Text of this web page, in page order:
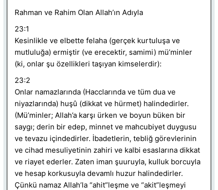
Rahman ve Rahim Olan Allah’ın Adıyla
23:1
Kesinlikle ve elbette felaha (gerçek kurtuluşa ve
mutluluğa) ermiştir (ve erecektir, samimi) mü’minler
(ki, onlar şu özellikleri taşıyan kimselerdir):
23:2
Onlar namazlarında (Hacclarında ve tüm dua ve
niyazlarında) huşû (dikkat ve hürmet) halindedirler.
(Mü’minler; Allah’a karşı ürken ve boyun büken bir
saygı; derin bir edep, minnet ve mahcubiyet duygusu
ve tevazu içindedirler. İbadetlerin, tebliğ görevlerinin
ve cihad mesuliyetinin zahiri ve kalbi esaslarına dikkat
ve riayet ederler. Zaten iman şuuruyla, kulluk borcuyla
ve hesap korkusuyla devamlı huzur halindedirler.
Çünkü namaz Allah’la “ahit”leşme ve “akit”leşmeyi